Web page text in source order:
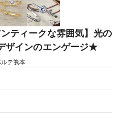
ティークな雰囲気】光の
ザインのエンゲージ★
テ熊本